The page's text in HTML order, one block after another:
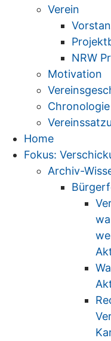
Verein
NRW
Motivation
Home
Fokus:
Archiv-